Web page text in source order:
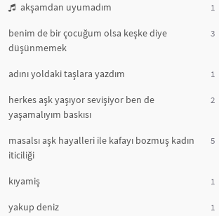
akşamdan uyumadım 1
benim de bir çocuğum olsa keşke diye
düşünmemek
3
adını yoldaki taşlara yazdım 1
herkes aşk yaşıyor sevişiyor ben de
yaşamalıyım baskısı
2
masalsı aşk hayalleri ile kafayı bozmuş kadın
iticiliği
5
kıyamiş 1
yakup deniz 1